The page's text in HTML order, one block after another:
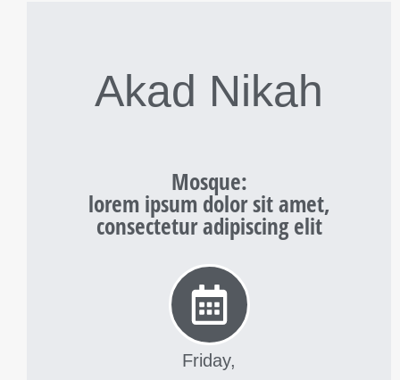
Akad Nikah
Mosque:
lorem ipsum dolor sit amet,
consectetur adipiscing elit
Friday,